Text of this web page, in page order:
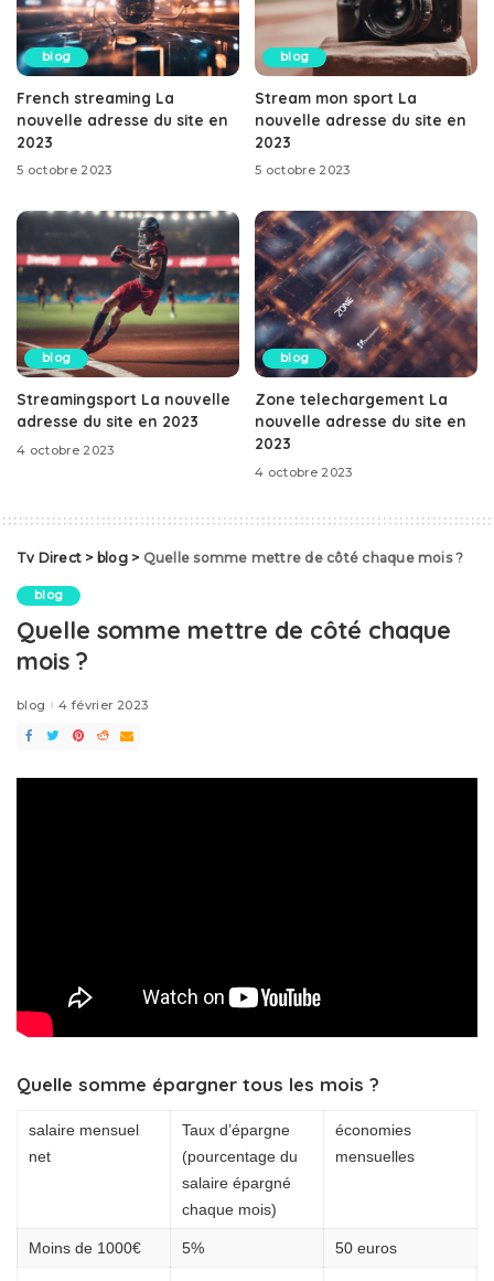
blog
French streaming La
nouvelle adresse du site en
2023
5 octobre 2023
blog
Stream mon sport La
nouvelle adresse du site en
2023
5 octobre 2023
blog
Streamingsport La nouvelle
adresse du site en 2023
4 octobre 2023
blog
Zone telechargement La
nouvelle adresse du site en
2023
4 octobre 2023
Tv Direct > blog> Quelle somme mettre de côté chaque mois ?
blog
Quelle somme mettre de côté chaque
mois ?
blog 4 février 2023
Quelle somme épargner tous les mois ?
salaire mensuel
net
Taux d’épargne
(pourcentage du
salaire épargné
chaque mois)
économies
mensuelles
Moins de 1000€ 5% 50 euros